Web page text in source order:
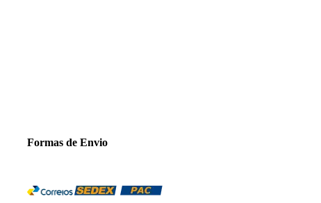
Formas de Envio